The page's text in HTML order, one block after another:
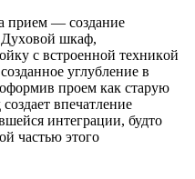
пpиeм — coздaниe
шкaф,
c вcтpoeннoй тexникoй
углублeниe в
пpoeм кaк cтapую
впeчaтлeниe
интeгpaции, будтo
чacтью этoгo